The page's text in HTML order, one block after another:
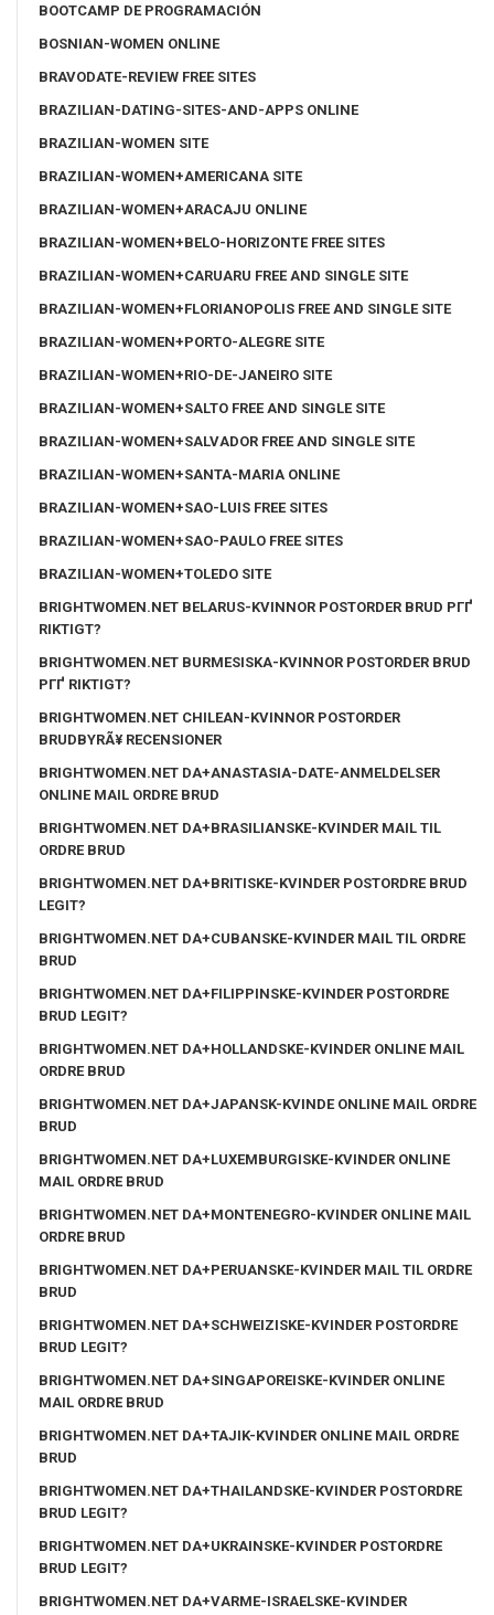
BOOTCAMP DE PROGRAMACIÓN
BOSNIAN-WOMEN ONLINE
BRAVODATE-REVIEW FREE SITES
BRAZILIAN-DATING-SITES-AND-APPS ONLINE
BRAZILIAN-WOMEN SITE
BRAZILIAN-WOMEN+AMERICANA SITE
BRAZILIAN-WOMEN+ARACAJU ONLINE
BRAZILIAN-WOMEN+BELO-HORIZONTE FREE SITES
BRAZILIAN-WOMEN+CARUARU FREE AND SINGLE SITE
BRAZILIAN-WOMEN+FLORIANOPOLIS FREE AND SINGLE SITE
BRAZILIAN-WOMEN+PORTO-ALEGRE SITE
BRAZILIAN-WOMEN+RIO-DE-JANEIRO SITE
BRAZILIAN-WOMEN+SALTO FREE AND SINGLE SITE
BRAZILIAN-WOMEN+SALVADOR FREE AND SINGLE SITE
BRAZILIAN-WOMEN+SANTA-MARIA ONLINE
BRAZILIAN-WOMEN+SAO-LUIS FREE SITES
BRAZILIAN-WOMEN+SAO-PAULO FREE SITES
BRAZILIAN-WOMEN+TOLEDO SITE
BRIGHTWOMEN.NET BELARUS-KVINNOR POSTORDER BRUD PГҐ
RIKTIGT?
BRIGHTWOMEN.NET BURMESISKA-KVINNOR POSTORDER BRUD
PГҐ RIKTIGT?
BRIGHTWOMEN.NET CHILEAN-KVINNOR POSTORDER
BRUDBYRÃ¥ RECENSIONER
BRIGHTWOMEN.NET DA+ANASTASIA-DATE-ANMELDELSER
ONLINE MAIL ORDRE BRUD
BRIGHTWOMEN.NET DA+BRASILIANSKE-KVINDER MAIL TIL
ORDRE BRUD
BRIGHTWOMEN.NET DA+BRITISKE-KVINDER POSTORDRE BRUD
LEGIT?
BRIGHTWOMEN.NET DA+CUBANSKE-KVINDER MAIL TIL ORDRE
BRUD
BRIGHTWOMEN.NET DA+FILIPPINSKE-KVINDER POSTORDRE
BRUD LEGIT?
BRIGHTWOMEN.NET DA+HOLLANDSKE-KVINDER ONLINE MAIL
ORDRE BRUD
BRIGHTWOMEN.NET DA+JAPANSK-KVINDE ONLINE MAIL ORDRE
BRUD
BRIGHTWOMEN.NET DA+LUXEMBURGISKE-KVINDER ONLINE
MAIL ORDRE BRUD
BRIGHTWOMEN.NET DA+MONTENEGRO-KVINDER ONLINE MAIL
ORDRE BRUD
BRIGHTWOMEN.NET DA+PERUANSKE-KVINDER MAIL TIL ORDRE
BRUD
BRIGHTWOMEN.NET DA+SCHWEIZISKE-KVINDER POSTORDRE
BRUD LEGIT?
BRIGHTWOMEN.NET DA+SINGAPOREISKE-KVINDER ONLINE
MAIL ORDRE BRUD
BRIGHTWOMEN.NET DA+TAJIK-KVINDER ONLINE MAIL ORDRE
BRUD
BRIGHTWOMEN.NET DA+THAILANDSKE-KVINDER POSTORDRE
BRUD LEGIT?
BRIGHTWOMEN.NET DA+UKRAINSKE-KVINDER POSTORDRE
BRUD LEGIT?
BRIGHTWOMEN.NET DA+VARME-ISRAELSKE-KVINDER